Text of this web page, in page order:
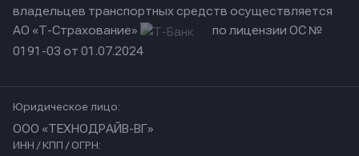
владельцев транспортных средств осуществляется
АО «Т-Страхование»
по лицензии ОС №
0191-03 от 01.07.2024
Юридическое лицо:
ООО «ТЕХНОДРАЙВ-ВГ»
ИНН / КПП / ОГРН: